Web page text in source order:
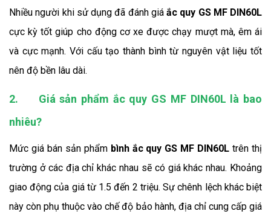
Nhiều người khi sử dụng đã đánh giá ắc quy GS MF DIN60L
cực kỳ tốt giúp cho động cơ xe được chạy mượt mà, êm ái
và cực mạnh. Với cấu tạo thành bình từ nguyên vật liệu tốt
nên độ bền lâu dài.
2.
Giá sản phẩm ắc quy GS MF DIN60L là bao
nhiêu?
Mức giá bán sản phẩm bình ắc quy GS MF DIN60L trên thị
trường ở các địa chỉ khác nhau sẽ có giá khác nhau. Khoảng
giao động của giá từ 1.5 đến 2 triệu. Sự chênh lệch khác biệt
này còn phụ thuộc vào chế độ bảo hành, địa chỉ cung cấp giá